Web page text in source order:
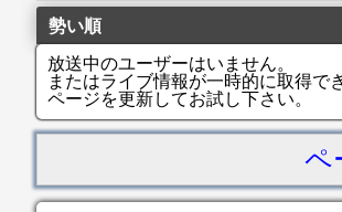
勢い順
放送中のユーザーはいません。
またはライブ情報が一時的に取得で
ページを更新してお試し下さい。
ペ